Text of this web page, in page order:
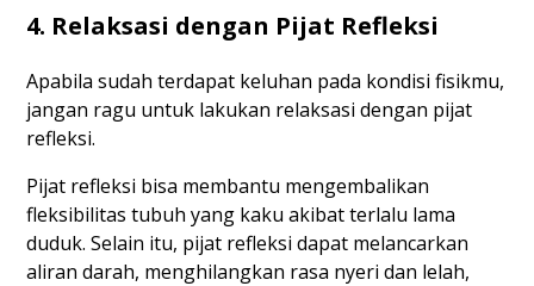
4. Relaksasi dengan Pijat Refleksi
Apabila sudah terdapat keluhan pada kondisi fisikmu,
jangan ragu untuk lakukan relaksasi dengan pijat
refleksi.
Pijat refleksi bisa membantu mengembalikan
fleksibilitas tubuh yang kaku akibat terlalu lama
duduk. Selain itu, pijat refleksi dapat melancarkan
aliran darah, menghilangkan rasa nyeri dan lelah,